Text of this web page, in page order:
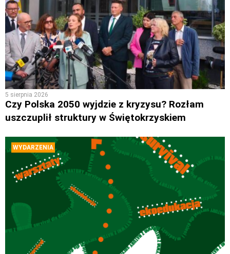
5 sierpnia 2026
Czy Polska 2050 wyjdzie z kryzysu? Rozłam
uszczuplił struktury w Świętokrzyskiem
WYDARZENIA